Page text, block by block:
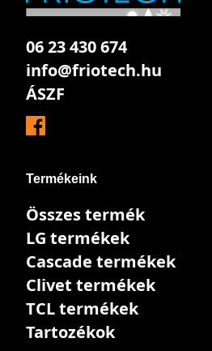
06 23 430 674
info@friotech.hu
ÁSZF
Termékeink
Összes termék
LG termékek
Cascade termékek
Clivet termékek
TCL termékek
Tartozékok